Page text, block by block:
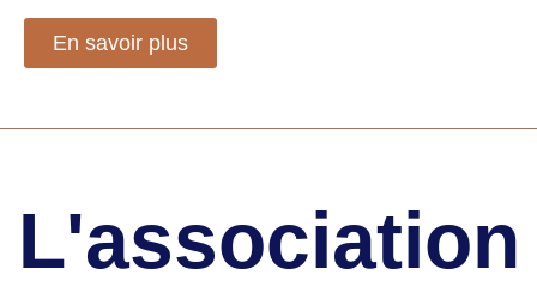
En savoir plus
L'association